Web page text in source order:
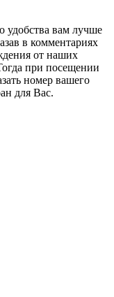
удобства вам лучше
в комментариях
от наших
при посещении
номер вашего
для Вас.